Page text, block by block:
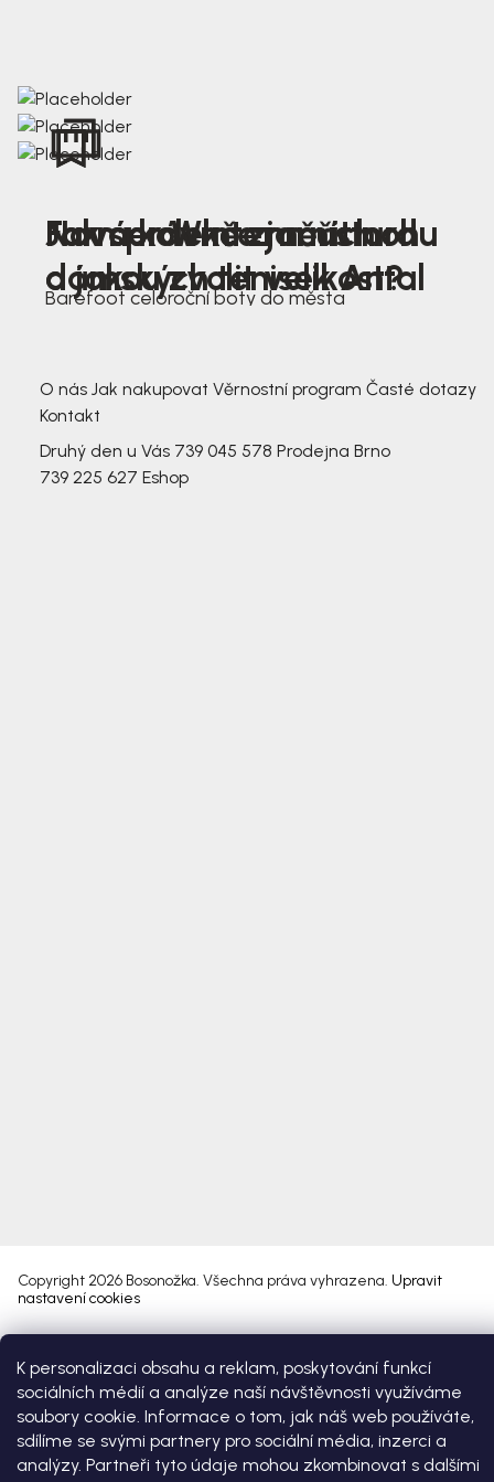
K personalizaci obsahu a reklam, poskytování funkcí
sociálních médií a analýze naší návštěvnosti využíváme
soubory cookie. Informace o tom, jak náš web používáte,
sdílíme se svými partnery pro sociální média, inzerci a
analýzy. Partneři tyto údaje mohou zkombinovat s dalšími
Nová kolekce jarních
dámských tenisek Antal
Jak správně změřit nohu
a jakou zvolit velikost?
Farmer Winter mustard
Barefoot celoroční boty do města
O nás Jak nakupovat Věrnostní program Časté dotazy
Kontakt
Druhý den u Vás 739 045 578 Prodejna Brno
739 225 627 Eshop
Copyright 2026 Bosonožka. Všechna práva vyhrazena. Upravit
nastavení cookies